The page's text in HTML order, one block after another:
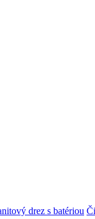
drez s batériou